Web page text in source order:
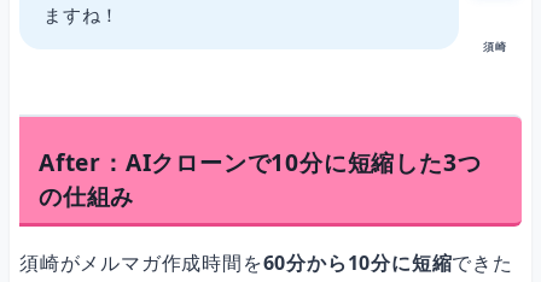
須崎
ますね！
After：AIクローンで10分に短縮した3つ
の仕組み
須崎がメルマガ作成時間を60分から10分に短縮できた